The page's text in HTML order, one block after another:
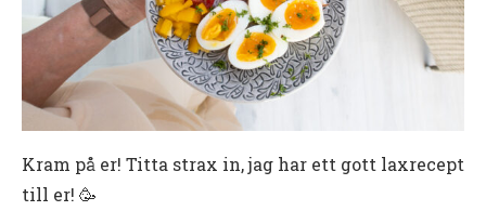
Kram på er! Titta strax in, jag har ett gott laxrecept
till er! 🥳